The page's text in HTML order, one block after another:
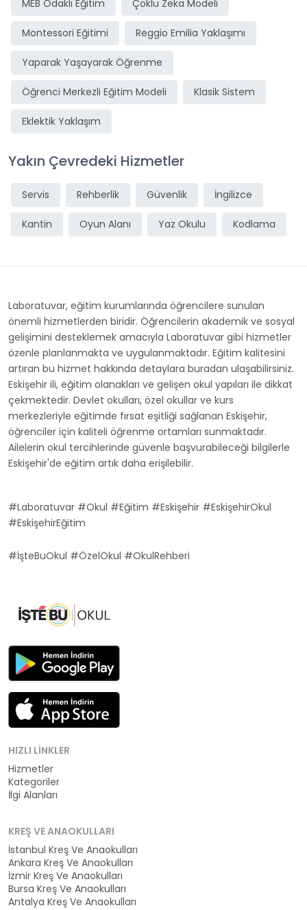
MEB Odaklı Eğitim Çoklu Zeka Modeli
Montessori Eğitimi Reggio Emilia Yaklaşımı
Yaparak Yaşayarak Öğrenme
Öğrenci Merkezli Eğitim Modeli Klasik Sistem
Eklektik Yaklaşım
Yakın Çevredeki Hizmetler
Servis Rehberlik Güvenlik İngilizce
Kantin Oyun Alanı Yaz Okulu Kodlama
Laboratuvar, eğitim kurumlarında öğrencilere sunulan
önemli hizmetlerden biridir. Öğrencilerin akademik ve sosyal
gelişimini desteklemek amacıyla Laboratuvar gibi hizmetler
özenle planlanmakta ve uygulanmaktadır. Eğitim kalitesini
artıran bu hizmet hakkında detaylara buradan ulaşabilirsiniz.
Eskişehir ili, eğitim olanakları ve gelişen okul yapıları ile dikkat
çekmektedir. Devlet okulları, özel okullar ve kurs
merkezleriyle eğitimde fırsat eşitliği sağlanan Eskişehir,
öğrenciler için kaliteli öğrenme ortamları sunmaktadır.
Ailelerin okul tercihlerinde güvenle başvurabileceği bilgilerle
Eskişehir'de eğitim artık daha erişilebilir.
#Laboratuvar #Okul #Eğitim #Eskişehir #EskişehirOkul
#EskişehirEğitim
#İşteBuOkul #ÖzelOkul #OkulRehberi
HIZLI LINKLER
Hizmetler
Kategoriler
İlgi Alanları
KREŞ VE ANAOKULLARI
İstanbul Kreş Ve Anaokulları
Ankara Kreş Ve Anaokulları
İzmir Kreş Ve Anaokulları
Bursa Kreş Ve Anaokulları
Antalya Kreş Ve Anaokulları